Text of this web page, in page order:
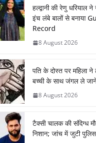
हल्द्वानी की रेणु धरियाल
इंच लंबे बालों से बनाया
Record
8 August 2026
पति के दोस्त पर महिला ने
बच्ची के साथ जंगल ले जाने
8 August 2026
टैक्सी चालक की संदिग्ध
निशान; जांच में जुटी पुलिस